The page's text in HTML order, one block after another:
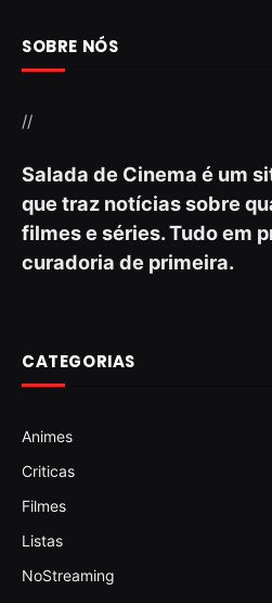
SOBRE NÓS
//
Salada de Cinema é um
que traz notícias sobre
filmes e séries. Tudo em
curadoria de primeira.
CATEGORIAS
Animes
Criticas
Filmes
Listas
NoStreaming